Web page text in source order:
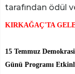
tarafından ödül
KIRKAĞAÇ'TA
15 Temmuz
Günü Programı